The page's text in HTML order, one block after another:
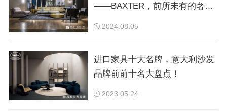
——BAXTER，前所未有的奢华
2024.08.05
进口家具十大名牌，意大利沙发
品牌前前十名大盘点！
2023.05.24